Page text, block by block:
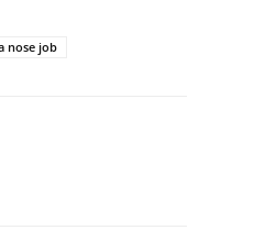
nose job